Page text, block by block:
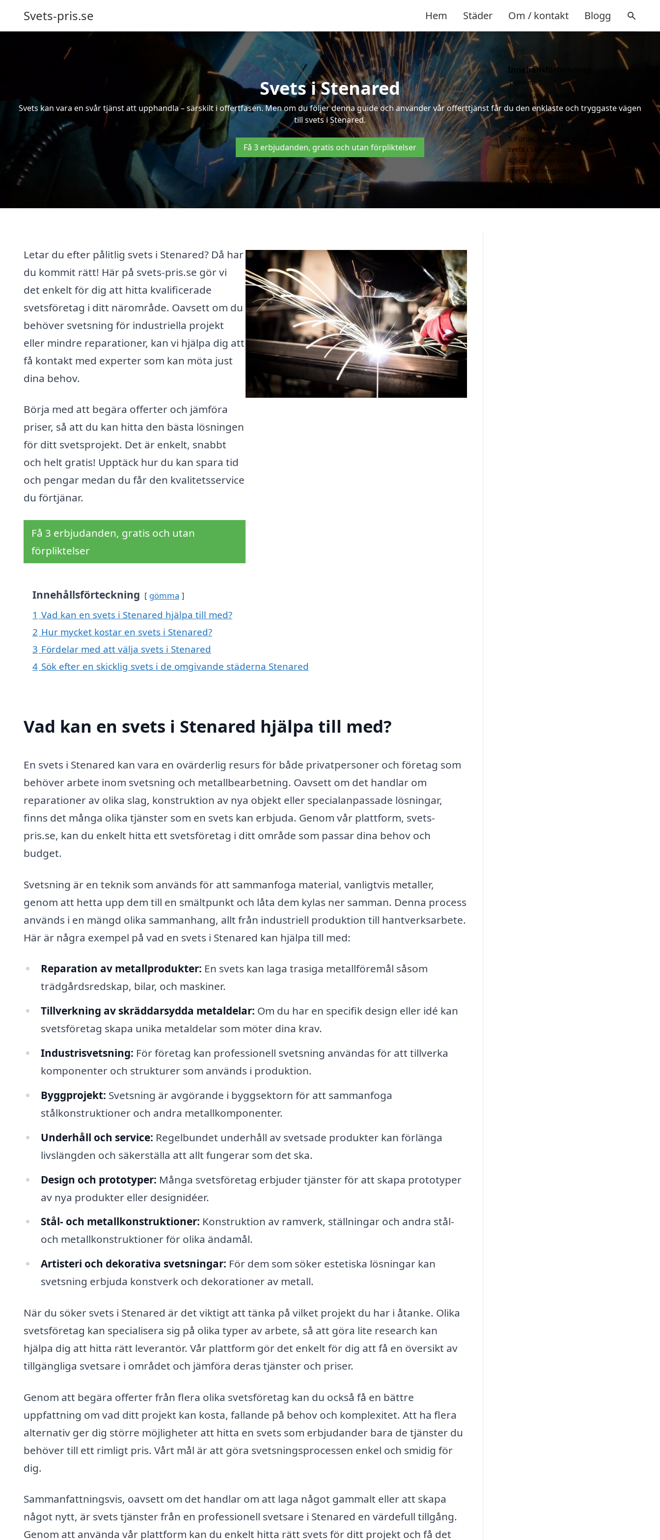
Svets-pris.se Hem Städer Om / kontakt Blogg
Svets i Stenared
Svets kan vara en svår tjänst att upphandla – särskilt i offertfasen. Men om du följer denna guide och använder vår offerttjänst får du den enklaste och tryggaste vägen
till svets i Stenared.
Få 3 erbjudanden, gratis och utan förpliktelser
Letar du efter pålitlig svets i Stenared? Då har
du kommit rätt! Här på svets-pris.se gör vi
det enkelt för dig att hitta kvalificerade
svetsföretag i ditt närområde. Oavsett om du
behöver svetsning för industriella projekt
eller mindre reparationer, kan vi hjälpa dig att
få kontakt med experter som kan möta just
dina behov.
Börja med att begära offerter och jämföra
priser, så att du kan hitta den bästa lösningen
för ditt svetsprojekt. Det är enkelt, snabbt
och helt gratis! Upptäck hur du kan spara tid
och pengar medan du får den kvalitetsservice
du förtjänar.
Få 3 erbjudanden, gratis och utan
förpliktelser
Innehållsförteckning gömma
1 Vad kan en svets i Stenared hjälpa till med?
2 Hur mycket kostar en svets i Stenared?
3 Fördelar med att välja svets i Stenared
4 Sök efter en skicklig svets i de omgivande städerna Stenared
Vad kan en svets i Stenared hjälpa till med?
En svets i Stenared kan vara en ovärderlig resurs för både privatpersoner och företag som
behöver arbete inom svetsning och metallbearbetning. Oavsett om det handlar om
reparationer av olika slag, konstruktion av nya objekt eller specialanpassade lösningar,
finns det många olika tjänster som en svets kan erbjuda. Genom vår plattform, svets-
pris.se, kan du enkelt hitta ett svetsföretag i ditt område som passar dina behov och
budget.
Svetsning är en teknik som används för att sammanfoga material, vanligtvis metaller,
genom att hetta upp dem till en smältpunkt och låta dem kylas ner samman. Denna process
används i en mängd olika sammanhang, allt från industriell produktion till hantverksarbete.
Här är några exempel på vad en svets i Stenared kan hjälpa till med:
Reparation av metallprodukter: En svets kan laga trasiga metallföremål såsom
trädgårdsredskap, bilar, och maskiner.
Tillverkning av skräddarsydda metaldelar: Om du har en specifik design eller idé kan
svetsföretag skapa unika metaldelar som möter dina krav.
Industrisvetsning: För företag kan professionell svetsning användas för att tillverka
komponenter och strukturer som används i produktion.
Byggprojekt: Svetsning är avgörande i byggsektorn för att sammanfoga
stålkonstruktioner och andra metallkomponenter.
Underhåll och service: Regelbundet underhåll av svetsade produkter kan förlänga
livslängden och säkerställa att allt fungerar som det ska.
Design och prototyper: Många svetsföretag erbjuder tjänster för att skapa prototyper
av nya produkter eller designidéer.
Stål- och metallkonstruktioner: Konstruktion av ramverk, ställningar och andra stål-
och metallkonstruktioner för olika ändamål.
Artisteri och dekorativa svetsningar: För dem som söker estetiska lösningar kan
svetsning erbjuda konstverk och dekorationer av metall.
När du söker svets i Stenared är det viktigt att tänka på vilket projekt du har i åtanke. Olika
svetsföretag kan specialisera sig på olika typer av arbete, så att göra lite research kan
hjälpa dig att hitta rätt leverantör. Vår plattform gör det enkelt för dig att få en översikt av
tillgängliga svetsare i området och jämföra deras tjänster och priser.
Genom att begära offerter från flera olika svetsföretag kan du också få en bättre
uppfattning om vad ditt projekt kan kosta, fallande på behov och komplexitet. Att ha flera
alternativ ger dig större möjligheter att hitta en svets som erbjudander bara de tjänster du
behöver till ett rimligt pris. Vårt mål är att göra svetsningsprocessen enkel och smidig för
dig.
Sammanfattningsvis, oavsett om det handlar om att laga något gammalt eller att skapa
något nytt, är svets tjänster från en professionell svetsare i Stenared en värdefull tillgång.
Genom att använda vår plattform kan du enkelt hitta rätt svets för ditt projekt och få det
Innehållsförteckning
gömma
Vad kan en svets i
Stenared hjälpa till med?
Hur mycket kostar en
svets i Stenared?
3 Fördelar med att välja
svets i Stenared
4 Sök efter en skicklig
svets i de omgivande
städerna Stenared